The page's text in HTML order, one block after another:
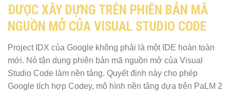
ĐƯỢC XÂY DỰNG TRÊN PHIÊN BẢN MÃ
NGUỒN MỞ CỦA VISUAL STUDIO CODE
Project IDX của Google không phải là một IDE hoàn toàn
mới. Nó tận dụng phiên bản mã nguồn mở của Visual
Studio Code làm nền tảng. Quyết định này cho phép
Google tích hợp Codey, mô hình nền tảng dựa trên PaLM 2